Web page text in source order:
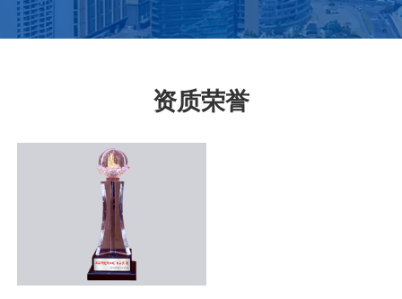
资质荣誉